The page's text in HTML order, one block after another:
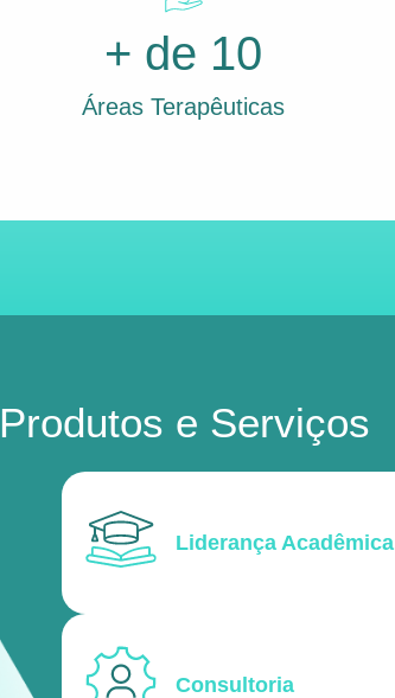
+ de 10
Áreas Terapêuticas
Produtos e Serviços
Liderança Acadêmica
Consultoria